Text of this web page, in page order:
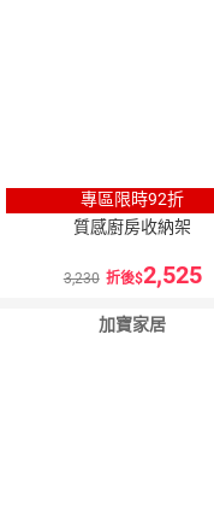
專區限時92折
質感廚房收納架
3,230 折後 2,525
加寶家居